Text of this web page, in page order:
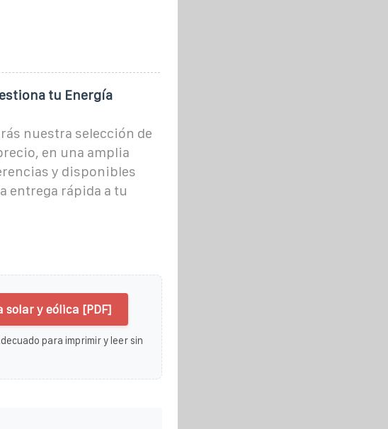
tu Energía
nuestra selección de
en una amplia
y disponibles
entrega rápida a tu
y eólica [PDF]
para imprimir y leer sin